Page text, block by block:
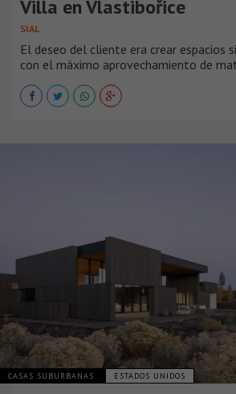
Villa en Vlastibořice
SIAL
El deseo del cliente era crear espacios
con el máximo aprovechamiento de
CASAS SUBURBANAS ESTADOS UNIDOS